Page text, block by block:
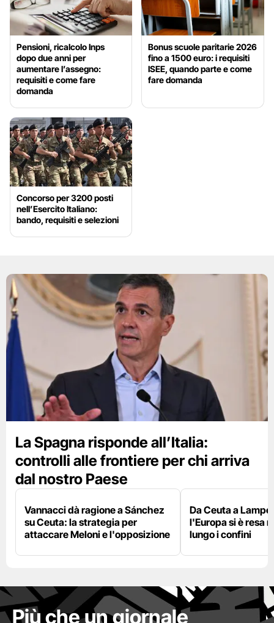
Pensioni, ricalcolo Inps
dopo due anni per
aumentare l’assegno:
requisiti e come fare
domanda
Bonus scuole paritarie 2026
fino a 1500 euro: i requisiti
ISEE, quando parte e come
fare domanda
Concorso per 3200 posti
nell’Esercito Italiano:
bando, requisiti e selezioni
La Spagna risponde all’Italia:
controlli alle frontiere per chi arriva
dal nostro Paese
Vannacci dà ragione a Sánchez
su Ceuta: la strategia per
attaccare Meloni e l'opposizione
Da Ceuta a
l'Europa si è resa
lungo i confini
Più che un giornale